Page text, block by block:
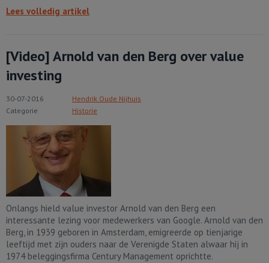
Lees volledig artikel
[Video] Arnold van den Berg over value
investing
30-07-2016
Hendrik Oude Nijhuis
Categorie
Historie
Onlangs hield value investor Arnold van den Berg een
interessante lezing voor medewerkers van Google. Arnold van den
Berg, in 1939 geboren in Amsterdam, emigreerde op tienjarige
leeftijd met zijn ouders naar de Verenigde Staten alwaar hij in
1974 beleggingsfirma Century Management oprichtte.